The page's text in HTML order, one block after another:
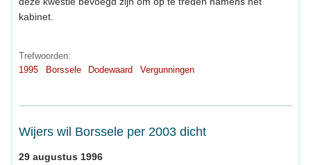
kabinet.
Trefwoorden:
1995
Borssele Dodewaard Vergunningen
Wijers wil Borssele per 2003 dicht
29 augustus 1996